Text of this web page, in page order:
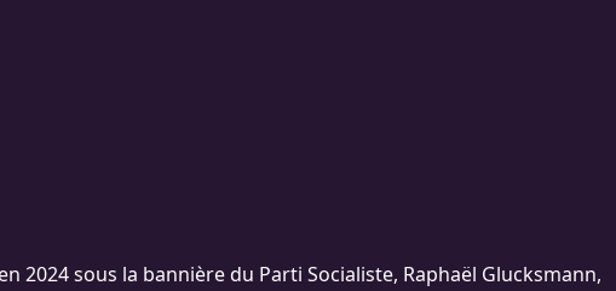
2024 sous la bannière du Parti Socialiste, Raphaël Glucksmann,